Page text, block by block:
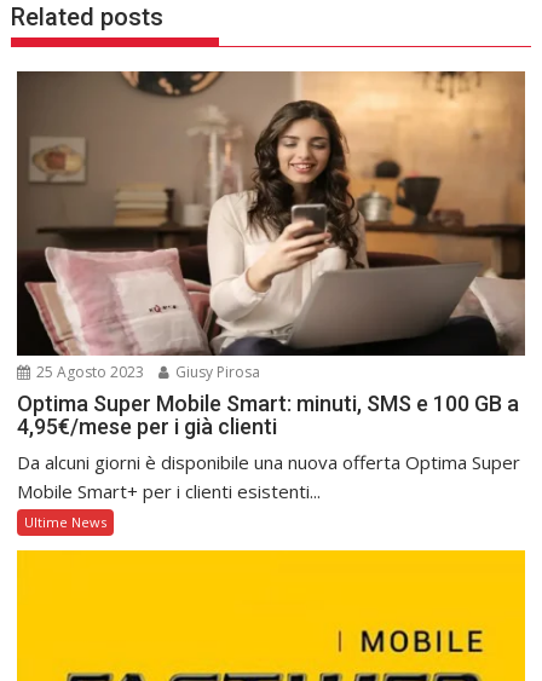
Related posts
25 Agosto 2023 Giusy Pirosa
Optima Super Mobile Smart: minuti, SMS e 100 GB a
4,95€/mese per i già clienti
Da alcuni giorni è disponibile una nuova offerta Optima Super
Mobile Smart+ per i clienti esistenti...
Ultime News